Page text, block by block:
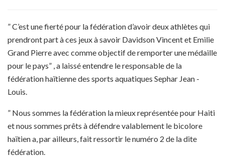
” C’est une fierté pour la fédération d’avoir deux athlètes qui
prendront part à ces jeux à savoir Davidson Vincent et Emilie
Grand Pierre avec comme objectif de remporter une médaille
pour le pays” , a laissé entendre le responsable de la
fédération haïtienne des sports aquatiques Sephar Jean -
Louis.
” Nous sommes la fédération la mieux représentée pour Haiti
et nous sommes prêts à défendre valablement le bicolore
haïtien a, par ailleurs, fait ressortir le numéro 2 de la dite
fédération.